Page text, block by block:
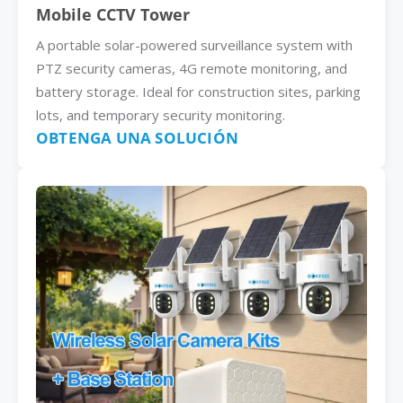
Mobile CCTV Tower
A portable solar-powered surveillance system with
PTZ security cameras, 4G remote monitoring, and
battery storage. Ideal for construction sites, parking
lots, and temporary security monitoring.
OBTENGA UNA SOLUCIÓN